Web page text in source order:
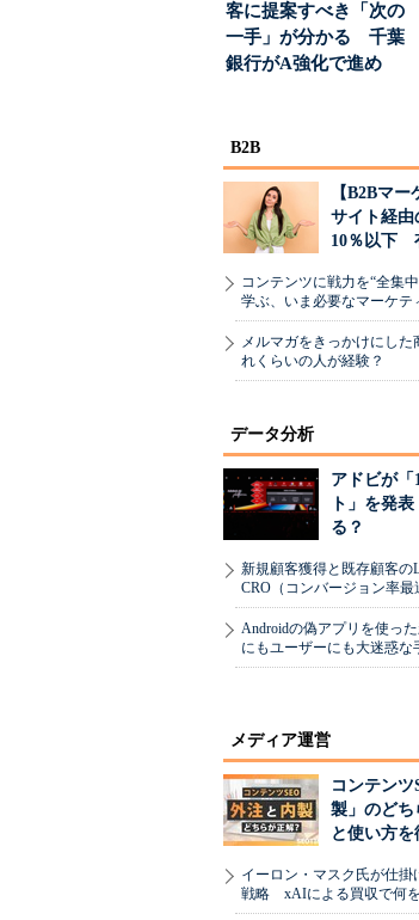
客に提案すべき「次の
一手」が分かる 千葉
銀行がA強化で進め
B2B
【B2Bマ
サイト経由
10％以下
コンテンツに戦力を“全集
学ぶ、いま必要なマーケテ
メルマガをきっかけにし
れくらいの人が経験？
データ分析
アドビが
ト」を発
る？
新規顧客獲得と既存顧客の
CRO（コンバージョン率最
Androidの偽アプリを使っ
にもユーザーにも大迷惑な
メディア運営
コンテン
製」のど
と使い方
イーロン・マスク氏が仕掛
戦略 xAIによる買収で何